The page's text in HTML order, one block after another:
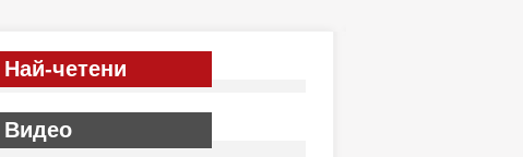
Най-четени
Видео